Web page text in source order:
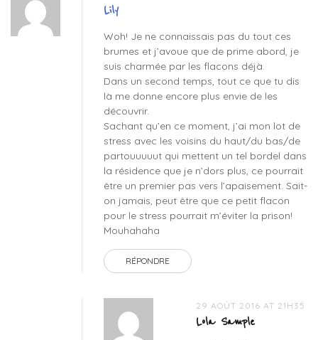
spray
energie,
spray
Lily
Woh! Je ne connaissais pas du tout ces
brumes et j’avoue que de prime abord, je
suis charmée par les flacons déjà.
Dans un second temps, tout ce que tu dis
là me donne encore plus envie de les
découvrir.
Sachant qu’en ce moment, j’ai mon lot de
stress avec les voisins du haut/du bas/de
partouuuuut qui mettent un tel bordel dans
la résidence que je n’dors plus, ce pourrait
être un premier pas vers l’apaisement. Sait-
on jamais, peut être que ce petit flacon
pour le stress pourrait m’éviter la prison!
Mouhahaha
RÉPONDRE
29 AOÛT 2016 AT 21H35
Lola Sample